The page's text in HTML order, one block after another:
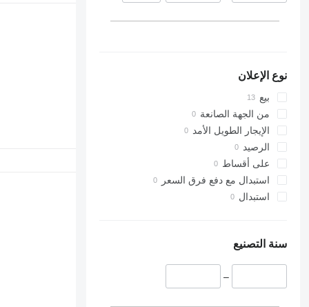
نوع الإعلان
بيع
من الجهة الصانعة
الإيجار الطويل الأمد
الرصيد
على أقساط
استبدال مع دفع فرق السعر
استبدال
سنة التصنيع
–